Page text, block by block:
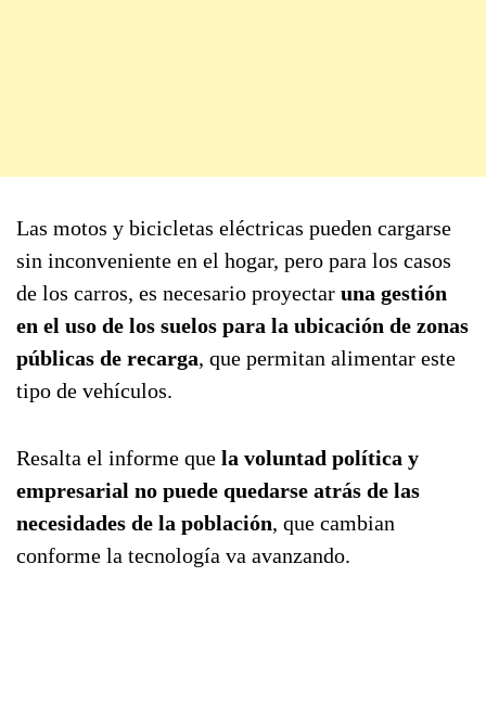
Las motos y bicicletas eléctricas pueden cargarse
sin inconveniente en el hogar, pero para los casos
de los carros, es necesario proyectar una gestión
en el uso de los suelos para la ubicación de zonas
públicas de recarga, que permitan alimentar este
tipo de vehículos.
Resalta el informe que la voluntad política y
empresarial no puede quedarse atrás de las
necesidades de la población, que cambian
conforme la tecnología va avanzando.